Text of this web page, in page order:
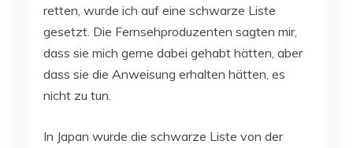
retten, wurde ich auf eine schwarze Liste
gesetzt. Die Fernsehproduzenten sagten mir,
dass sie mich gerne dabei gehabt hätten, aber
dass sie die Anweisung erhalten hätten, es
nicht zu tun.
In Japan wurde die schwarze Liste von der